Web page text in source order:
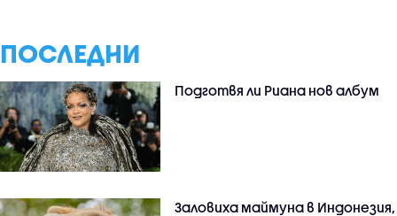
ПОСЛЕДНИ
Подготвя ли Риана нов албум
Заловиха маймуна в Индонезия,